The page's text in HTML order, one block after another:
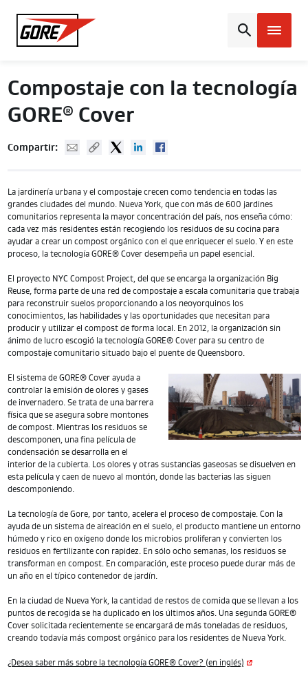
Gore
Compostaje con la tecnología
GORE® Cover
Compartir: Mail Copy URLTwitterLinked In
La jardinería urbana y el compostaje crecen como tendencia en todas las
grandes ciudades del mundo. Nueva York, que con más de 600 jardines
comunitarios representa la mayor concentración del país, nos enseña cómo:
cada vez más residentes están recogiendo los residuos de su cocina para
ayudar a crear un compost orgánico con el que enriquecer el suelo. Y en este
proceso, la tecnología GORE® Cover desempeña un papel esencial.
El proyecto NYC Compost Project, del que se encarga la organización Big
Reuse, forma parte de una red de compostaje a escala comunitaria que trabaja
para reconstruir suelos proporcionando a los neoyorquinos los
conocimientos, las habilidades y las oportunidades que necesitan para
producir y utilizar el compost de forma local. En 2012, la organización sin
ánimo de lucro escogió la tecnología GORE® Cover para su centro de
compostaje comunitario situado bajo el puente de Queensboro.
El sistema de GORE® Cover ayuda a
controlar la emisión de olores y gases
de invernadero. Se trata de una barrera
física que se asegura sobre montones
de compost. Mientras los residuos se
descomponen, una fina película de
condensación se desarrolla en el
interior de la cubierta. Los olores y otras sustancias gaseosas se disuelven en
esta película y caen de nuevo al montón, donde las bacterias las siguen
descomponiendo.
La tecnología de Gore, por tanto, acelera el proceso de compostaje. Con la
ayuda de un sistema de aireación en el suelo, el producto mantiene un entorno
húmedo y rico en oxígeno donde los microbios proliferan y convierten los
residuos en fertilizante con rapidez. En sólo ocho semanas, los residuos se
transforman en compost. En comparación, este proceso puede durar más de
un año en el típico contenedor de jardín.
En la ciudad de Nueva York, la cantidad de restos de comida que se llevan a los
puntos de recogida se ha duplicado en los últimos años. Una segunda GORE®
Cover solicitada recientemente se encargará de más toneladas de residuos,
creando todavía más compost orgánico para los residentes de Nueva York.
¿Desea saber más sobre la tecnología GORE® Cover? (en inglés)